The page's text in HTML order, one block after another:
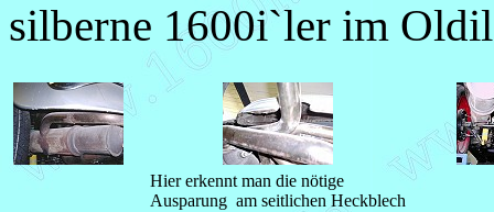
silberne 1600i`ler im
Hier erkennt man die nötige
Ausparung am seitlichen Heckblech